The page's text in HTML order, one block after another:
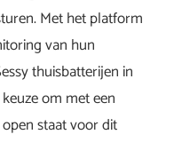
Met het platform
van hun
thuisbatterijen in
om met een
staat voor dit